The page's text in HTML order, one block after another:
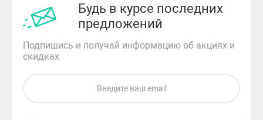
Будь в курсе последних
предложений
Подпишись и получай информацию об акциях и
скидках